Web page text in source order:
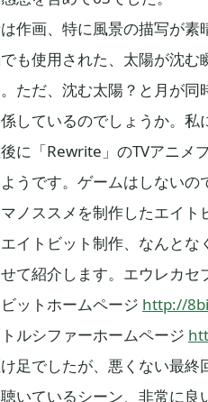
作画、特に風景の描写が
も使用された、太陽が沈む
ただ、沈む太陽？と月が
しているのでしょうか。私
に「Rewrite」のTVアニメ
うです。ゲームはしない
ノススメを制作したエイト
イトビット制作、なんとな
て紹介します。エウレカセ
ットホームページ http://
ルシファーホームページ
足でしたが、悪くない最終
いているシーン、非常に